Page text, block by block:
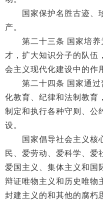
国家保护名胜古迹、
产。
第二十三条 国家培养
才，扩大知识分子的队伍
会主义现代化建设中的作
第二十四条 国家通过
化教育、纪律和法制教育
制定和执行各种守则、公
设。
国家倡导社会主义核心
民、爱劳动、爱科学、爱
爱国主义、集体主义和国
辩证唯物主义和历史唯物
封建主义的和其他的腐朽